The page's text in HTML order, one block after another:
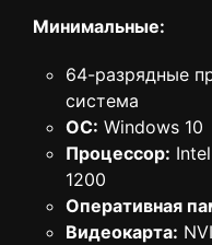
Минимальные:
64-разрядные
система
ОС: Windows 10
Процессор:
1200
Оперативная
Видеокарта: